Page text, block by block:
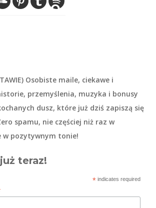
Osobiste maile, ciekawe i
przemyślenia, muzyka i bonusy
dusz, które już dziś zapiszą się
spamu, nie częściej niż raz w
w pozytywnym tonie!
teraz!
*indicates required